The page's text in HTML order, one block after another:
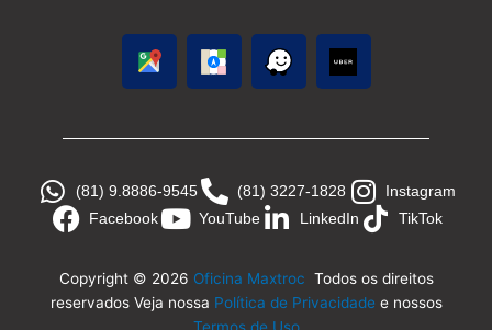
(81) 9.8886-9545 (81) 3227-1828
Instagram
Facebook
YouTube LinkedIn TikTok
Copyright © 2026 Oficina Maxtroc Todos os direitos
reservados Veja nossa Política de Privacidade e nossos